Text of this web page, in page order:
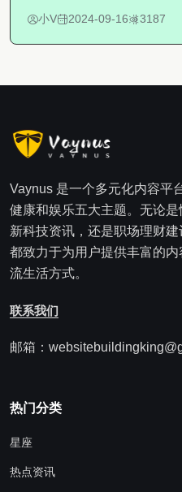
小V 2024-09-16 3187
Vaynus 是一个多元化内容平
健康和娱乐五大主题。无论
新科技资讯，还是职场理财
都致力于为用户提供丰富的
流生活方式。
联系我们
邮箱：
热门分类
星座
热点资讯